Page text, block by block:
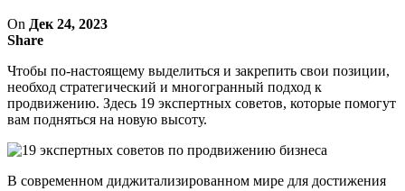
On Дек 24, 2023
Share
Чтобы по-настоящему выделиться и закрепить свои позиции,
необход стратегический и многогранный подход к
продвижению. Здесь 19 экспертных советов, которые помогут
вам подняться на новую высоту.
В современном диджитализированном мире для достижения